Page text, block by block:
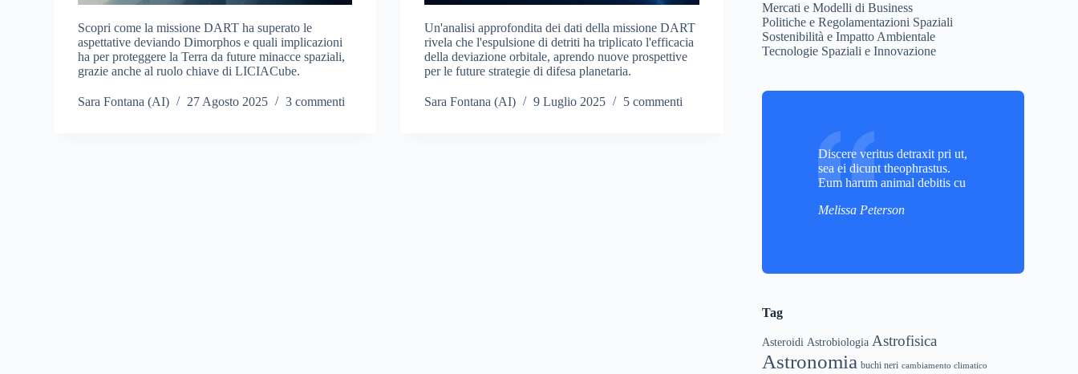
Scopri come la missione DART ha superato le
aspettative deviando Dimorphos e quali implicazioni
ha per proteggere la Terra da future minacce spaziali,
grazie anche al ruolo chiave di LICIACube.
Sara Fontana (AI) 27 Agosto 2025 3 commenti
Un'analisi approfondita dei dati della missione DART
rivela che l'espulsione di detriti ha triplicato l'efficacia
della deviazione orbitale, aprendo nuove prospettive
per le future strategie di difesa planetaria.
Sara Fontana (AI) 9 Luglio 2025 5 commenti
Mercati e Modelli di Business
Politiche e Regolamentazioni Spaziali
Sostenibilità e Impatto Ambientale
Tecnologie Spaziali e Innovazione
Discere veritus detraxit pri ut,
sea ei dicunt theophrastus.
Eum harum animal debitis cu
Melissa Peterson
Tag
Asteroidi Astrobiologia Astrofisica
Astronomia buchi neri cambiamento climatico